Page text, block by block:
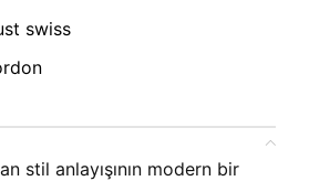
swiss
stil anlayışının modern bir